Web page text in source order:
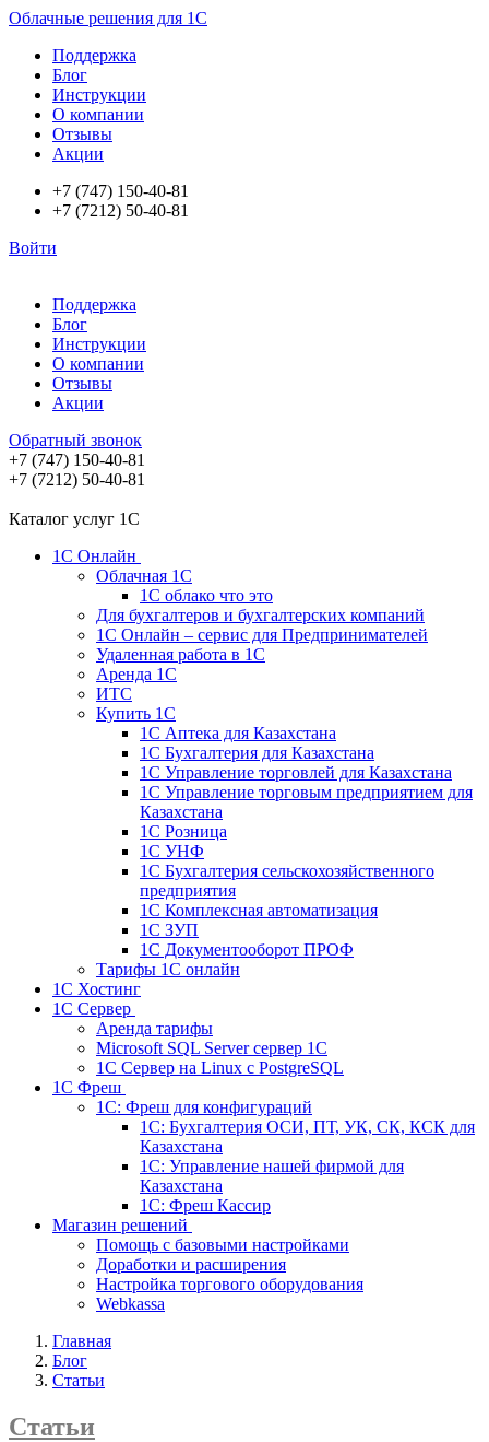
Облачные решения для 1С
Поддержка
Блог
Инструкции
О компании
Отзывы
Акции
+7 (747) 150-40-81
+7 (7212) 50-40-81
Войти
Поддержка
Блог
Инструкции
О компании
Отзывы
Акции
Обратный звонок
+7 (747) 150-40-81
+7 (7212) 50-40-81
Каталог услуг 1С
1С Онлайн
Облачная 1С
1C облако что это
Для бухгалтеров и бухгалтерских компаний
1C Онлайн – сервис для Предпринимателей
Удаленная работа в 1С
Аренда 1С
ИТС
Купить 1С
1С Аптека для Казахстана
1С Бухгалтерия для Казахстана
1С Управление торговлей для Казахстана
1С Управление торговым предприятием для
Казахстана
1С Розница
1С УНФ
1С Бухгалтерия сельскохозяйственного
предприятия
1С Комплексная автоматизация
1С ЗУП
1С Документооборот ПРОФ
Тарифы 1С онлайн
1С Хостинг
1С Сервер
Аренда тарифы
Microsoft SQL Server сервер 1С
1С Сервер на Linux c PostgreSQL
1С Фреш
1С: Фреш для конфигураций
1С: Бухгалтерия ОСИ, ПТ, УК, СК, КСК для
Казахстана
1С: Управление нашей фирмой для
Казахстана
1С: Фреш Кассир
Магазин решений
Помощь с базовыми настройками
Доработки и расширения
Настройка торгового оборудования
Webkassa
Главная
Блог
Статьи
Статьи